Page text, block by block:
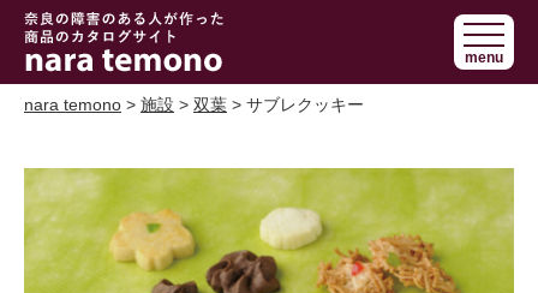
奈良で障害の
ある人の手作
り商品 nara
menu
nara temono > 施設 > 双葉 > サブレクッキー